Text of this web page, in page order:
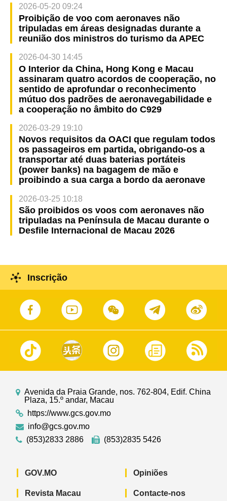
2026-05-20 09:24
Proibição de voo com aeronaves não
tripuladas em áreas designadas durante a
reunião dos ministros do turismo da APEC
2026-04-30 14:45
O Interior da China, Hong Kong e Macau
assinaram quatro acordos de cooperação, no
sentido de aprofundar o reconhecimento
mútuo dos padrões de aeronavegabilidade e
a cooperação no âmbito do C929
2026-03-29 19:10
Novos requisitos da OACI que regulam todos
os passageiros em partida, obrigando-os a
transportar até duas baterias portáteis
(power banks) na bagagem de mão e
proibindo a sua carga a bordo da aeronave
2026-03-25 10:18
São proibidos os voos com aeronaves não
tripuladas na Península de Macau durante o
Desfile Internacional de Macau 2026
Inscrição
Avenida da Praia Grande, nos. 762-804, Edif. China
Plaza, 15.º andar, Macau
https://www.gcs.gov.mo
info@gcs.gov.mo
(853)2833 2886
(853)2835 5426
GOV.MO
Revista Macau
Opiniões
Contacte-nos